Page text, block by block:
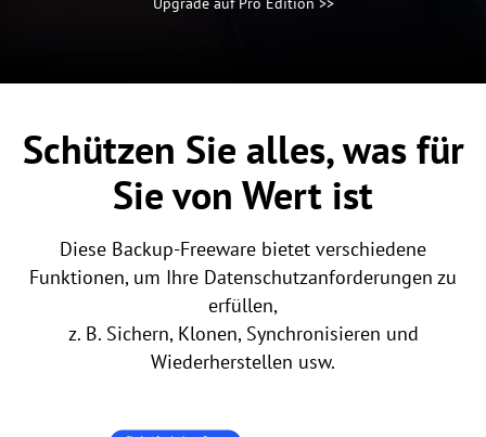
Schützen Sie alles, was für
Sie von Wert ist
Diese Backup-Freeware bietet verschiedene
Funktionen, um Ihre Datenschutzanforderungen zu
erfüllen,
z. B. Sichern, Klonen, Synchronisieren und
Wiederherstellen usw.